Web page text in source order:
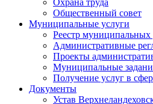
Охрана труда
Общественный совет
Муниципальные услуги
Реестр муниципальных
Административные
Проекты
Муниципальные
Получение услуг в
Документы
Устав